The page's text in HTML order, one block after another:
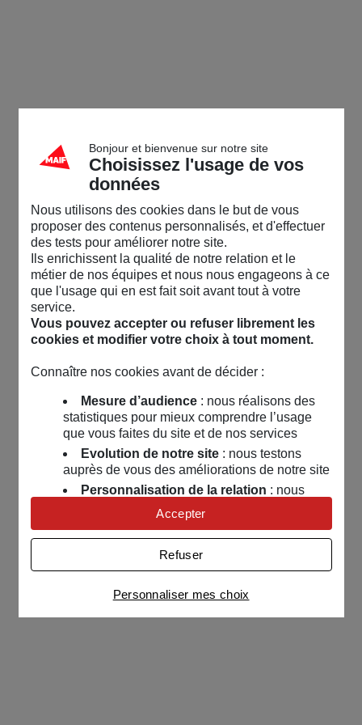
Bonjour et bienvenue sur notre site
Choisissez l'usage de vos
données
Nous utilisons des cookies dans le but de vous
proposer des contenus personnalisés, et d'effectuer
des tests pour améliorer notre site.
Ils enrichissent la qualité de notre relation et le
métier de nos équipes et nous nous engageons à ce
que l'usage qui en est fait soit avant tout à votre
service.
Vous pouvez accepter ou refuser librement les
cookies et modifier votre choix à tout moment.
Connaître nos cookies avant de décider :
Mesure d’audience: nous réalisons des
statistiques pour mieux comprendre l’usage
que vous faites du site et de nos services
Evolution de notre site: nous testons
auprès de vous des améliorations de notre site
Personnalisation de la relation : nous
nous servons de cookies pour adapter nos
contenus et personnaliser nos offres
Univers publicitaire: nous utilisons avec
nos partenaires des cookies pour afficher des
publicités personnalisées
Connaître notre politique cookies et la liste de nos
partenaires
Personnaliser mes choix
Refuser
Accepter